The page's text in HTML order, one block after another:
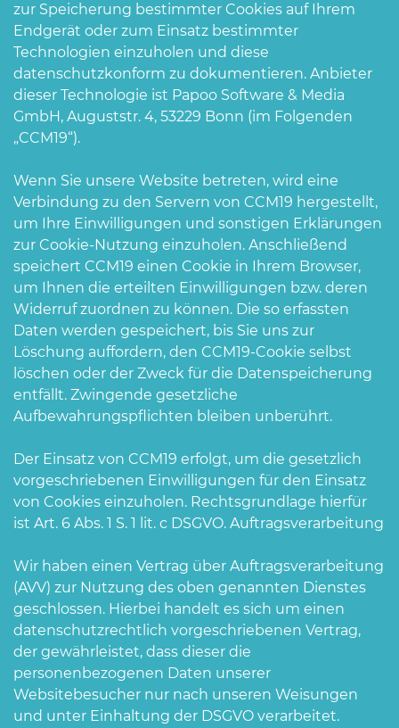
zur Speicherung bestimmter Cookies auf Ihrem
Endgerät oder zum Einsatz bestimmter
Technologien einzuholen und diese
datenschutzkonform zu dokumentieren. Anbieter
dieser Technologie ist Papoo Software & Media
GmbH, Auguststr. 4, 53229 Bonn (im Folgenden
„CCM19“).
Wenn Sie unsere Website betreten, wird eine
Verbindung zu den Servern von CCM19 hergestellt,
um Ihre Einwilligungen und sonstigen Erklärungen
zur Cookie-Nutzung einzuholen. Anschließend
speichert CCM19 einen Cookie in Ihrem Browser,
um Ihnen die erteilten Einwilligungen bzw. deren
Widerruf zuordnen zu können. Die so erfassten
Daten werden gespeichert, bis Sie uns zur
Löschung auffordern, den CCM19-Cookie selbst
löschen oder der Zweck für die Datenspeicherung
entfällt. Zwingende gesetzliche
Aufbewahrungspflichten bleiben unberührt.
Der Einsatz von CCM19 erfolgt, um die gesetzlich
vorgeschriebenen Einwilligungen für den Einsatz
von Cookies einzuholen. Rechtsgrundlage hierfür
ist Art. 6 Abs. 1 S. 1 lit. c DSGVO. Auftragsverarbeitung
Wir haben einen Vertrag über Auftragsverarbeitung
(AVV) zur Nutzung des oben genannten Dienstes
geschlossen. Hierbei handelt es sich um einen
datenschutzrechtlich vorgeschriebenen Vertrag,
der gewährleistet, dass dieser die
personenbezogenen Daten unserer
Websitebesucher nur nach unseren Weisungen
und unter Einhaltung der DSGVO verarbeitet.